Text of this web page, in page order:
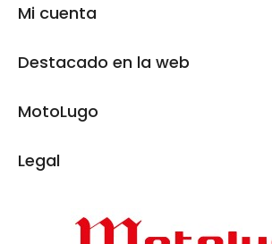
Mi cuenta
Destacado en la web
MotoLugo
Legal